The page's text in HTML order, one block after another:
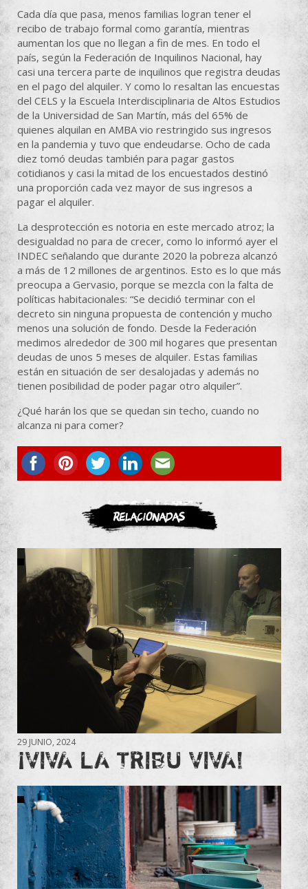
Cada día que pasa, menos familias logran tener el
recibo de trabajo formal como garantía, mientras
aumentan los que no llegan a fin de mes. En todo el
país, según la Federación de Inquilinos Nacional, hay
casi una tercera parte de inquilinos que registra deudas
en el pago del alquiler. Y como lo resaltan las encuestas
del CELS y la Escuela Interdisciplinaria de Altos Estudios
de la Universidad de San Martín, más del 65% de
quienes alquilan en AMBA vio restringido sus ingresos
en la pandemia y tuvo que endeudarse. Ocho de cada
diez tomó deudas también para pagar gastos
cotidianos y casi la mitad de los encuestados destinó
una proporción cada vez mayor de sus ingresos a
pagar el alquiler.
La desprotección es notoria en este mercado atroz; la
desigualdad no para de crecer, como lo informó ayer el
INDEC señalando que durante 2020 la pobreza alcanzó
a más de 12 millones de argentinos. Esto es lo que más
preocupa a Gervasio, porque se mezcla con la falta de
políticas habitacionales: “Se decidió terminar con el
decreto sin ninguna propuesta de contención y mucho
menos una solución de fondo. Desde la Federación
medimos alrededor de 300 mil hogares que presentan
deudas de unos 5 meses de alquiler. Estas familias
están en situación de ser desalojadas y además no
tienen posibilidad de poder pagar otro alquiler”.
¿Qué harán los que se quedan sin techo, cuando no
alcanza ni para comer?
ASOCIATE
Relacionadas
29 JUNIO, 2024
¡VIVA LA TRIBU VIVA!